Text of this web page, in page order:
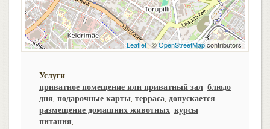
Leaflet| ©OpenStreetMapcontributors
Услуги
приватное помещение или приватный зал, блюдо
дня, подарочные карты, терраса, допускается
размещение домашних животных, курсы
питания,